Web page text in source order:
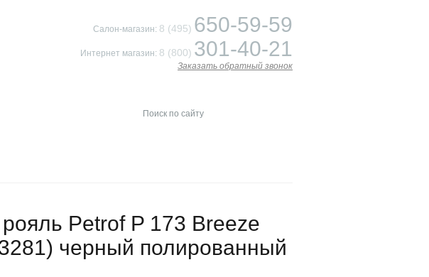
Cалон-магазин: 8 (495) 650-59-59
Интернет магазин: 8 (800) 301-40-21
Заказать обратный звонок
рояль Petrof P 173 Breeze
черный полированный